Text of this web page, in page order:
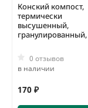
Конский компост,
термически
высушенный,
гранулированный,
0 отзывов
в наличии
170 ₽